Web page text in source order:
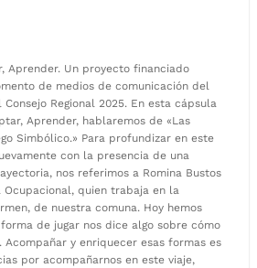
Aprender. Un proyecto financiado
de medios de comunicación del
Regional 2025. En esta cápsula
Aprender, hablaremos de «Las
Simbólico.» Para profundizar en este
con la presencia de una
nos referimos a Romina Bustos
Ocupacional, quien trabaja en la
de nuestra comuna. Hoy hemos
de jugar nos dice algo sobre cómo
Acompañar y enriquecer esas formas es
por acompañarnos en este viaje,